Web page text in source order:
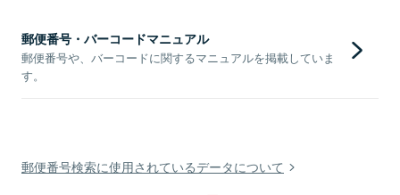
郵便番号・バーコードマニュアル
郵便番号や、バーコードに関するマニュアルを掲載していま
す。
郵便番号検索に使用されているデータについて